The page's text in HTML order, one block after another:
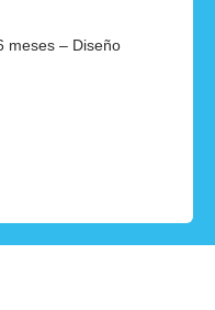
meses – Diseño